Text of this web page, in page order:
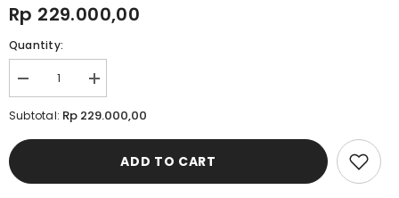
Rp 229.000,00
Quantity:
Decrease
quantity
for
Kemeja
Slim
Increase
quantity
for
Cardinal
Kemeja
Panjang
Subtotal: Rp 229.000,00
ADD TO CART